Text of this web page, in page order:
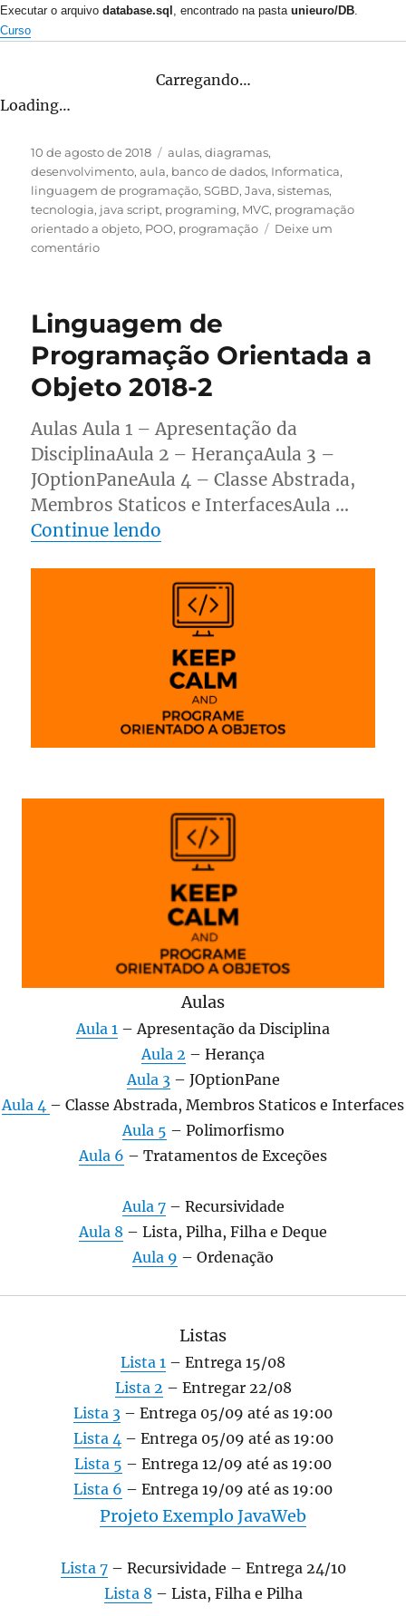
Executar o arquivo database.sql , encontrado na pasta unieuro/DB
Curso
Carregando…
Loading…
Publicado
em
10 de agosto de 2018 Categorias
aulas,diagramas,
desenvolvimento,aula, banco de dados, Informatica,
linguagem de programação,SGBD,Java,sistemas,
tecnologia, java script, programing, MVC, programação
orientado a objeto, POO, programação
Deixe um
comentárioem
de
Sistemas
–
2018-
2
Linguagem de
Programação Orientada a
Objeto 2018-2
Aulas Aula 1 – Apresentação da
DisciplinaAula 2 – HerançaAula 3 –
JOptionPaneAula 4 – Classe Abstrada,
Membros Staticos e InterfacesAula …
Continue lendo
Aulas
Aula 1 – Apresentação da Disciplina
Aula 2 – Herança
Aula 3– JOptionPane
Aula 4 – Classe Abstrada, Membros Staticos e Interfaces
Aula 5 – Polimorfismo
Aula 6 – Tratamentos de Exceções
Aula 7– Recursividade
Aula 8 – Lista, Pilha, Filha e Deque
Aula 9 – Ordenação
Listas
Lista 1 – Entrega 15/08
Lista 2 – Entregar 22/08
Lista 3 – Entrega 05/09 até as 19:00
Lista 4– Entrega 05/09 até as 19:00
Lista 5 – Entrega 12/09 até as 19:00
Lista 6 – Entrega 19/09 até as 19:00
Projeto Exemplo JavaWeb
Lista 7– Recursividade – Entrega 24/10
Lista 8 – Lista, Filha e Pilha